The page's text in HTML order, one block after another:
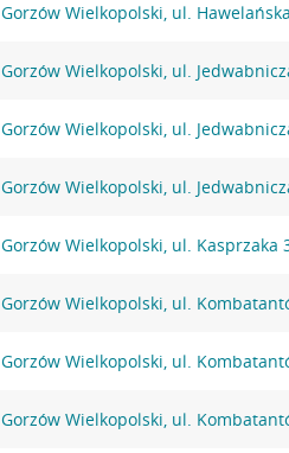
Gorzów Wielkopolski, ul.
Gorzów Wielkopolski, ul.
Gorzów Wielkopolski, ul.
Gorzów Wielkopolski, ul.
Gorzów Wielkopolski, ul. Kasprzaka
Gorzów Wielkopolski, ul.
Gorzów Wielkopolski, ul.
Gorzów Wielkopolski, ul.